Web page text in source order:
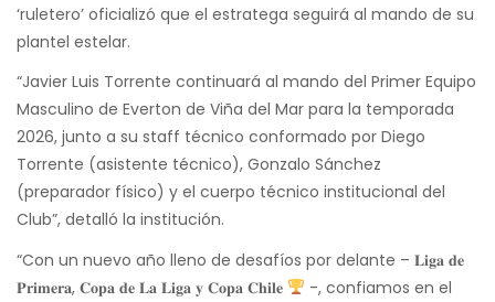
‘ruletero’ oficializó que el estratega seguirá al mando de su
plantel estelar.
“Javier Luis Torrente continuará al mando del Primer Equipo
Masculino de Everton de Viña del Mar para la temporada
2026, junto a su staff técnico conformado por Diego
Torrente (asistente técnico), Gonzalo Sánchez
(preparador físico) y el cuerpo técnico institucional del
Club”, detalló la institución.
“Con un nuevo año lleno de desafíos por delante – 𝐋𝐢𝐠𝐚 𝐝𝐞
𝐏𝐫𝐢𝐦𝐞𝐫𝐚, 𝐂𝐨𝐩𝐚 𝐝𝐞 𝐋𝐚 𝐋𝐢𝐠𝐚 𝐲 𝐂𝐨𝐩𝐚 𝐂𝐡𝐢𝐥𝐞
-, confiamos en el